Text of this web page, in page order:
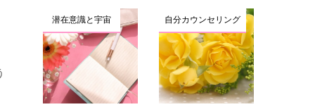
潜在意識と宇宙 自分カウンセリング